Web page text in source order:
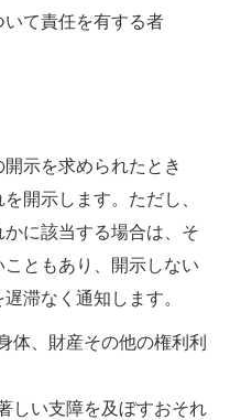
て責任を有する者
示を求められたとき
開示します。ただし、
に該当する場合は、そ
ともあり、開示しない
滞なく通知します。
体、財産その他の権利利
しい支障を及ぼすおそれ